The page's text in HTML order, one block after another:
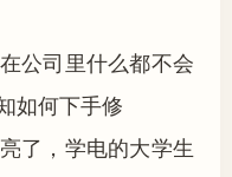
公司里什么都不会
如何下手修
了，学电的大学生